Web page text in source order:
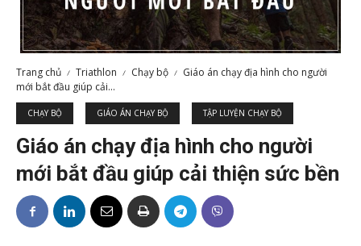
Trang chủ Triathlon Chạy bộ
Giáo án chạy địa hình cho người
mới bắt đầu giúp cải...
CHẠY BỘ GIÁO ÁN CHẠY BỘ TẬP LUYỆN CHẠY BỘ
Giáo án chạy địa hình cho người
mới bắt đầu giúp cải thiện sức bền